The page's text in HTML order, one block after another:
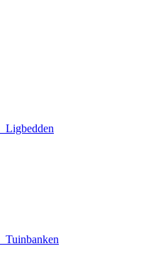
Ligbedden
Tuinbanken